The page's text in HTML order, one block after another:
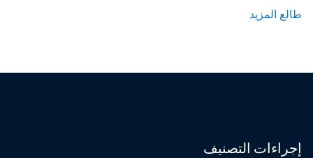
طالع المزيد
إجراءات التصنيف